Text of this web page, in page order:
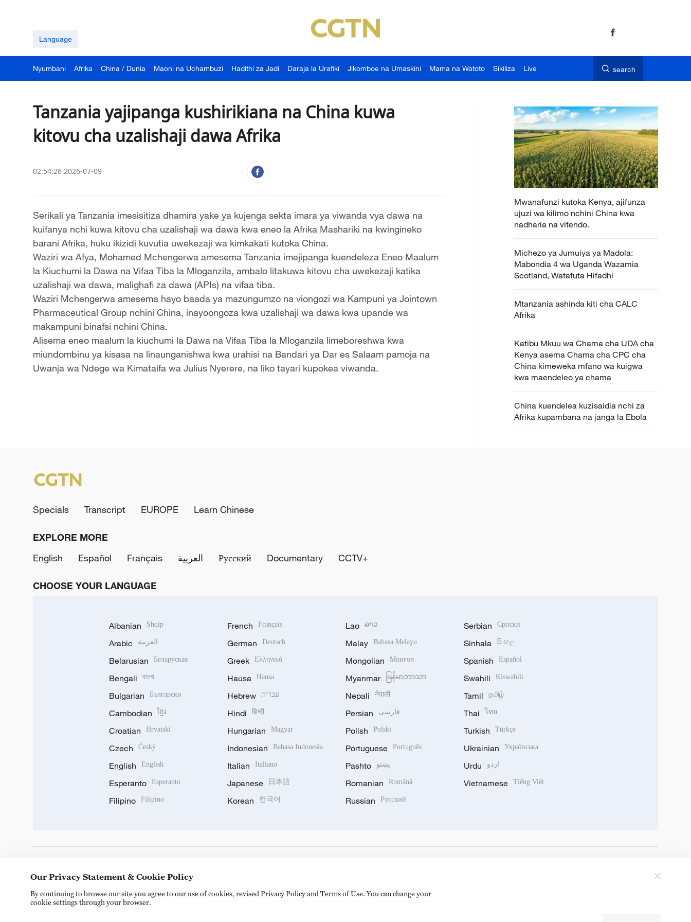
Language
Nyumbani Afrika China / Dunia Maoni na Uchambuzi Hadithi za Jadi Daraja la Urafiki Jikomboe na Umaskini Mama na Watoto Sikiliza Live search
Tanzania yajipanga kushirikiana na China kuwa
kitovu cha uzalishaji dawa Afrika
02:54:26 2026-07-09
Serikali ya Tanzania imesisitiza dhamira yake ya kujenga sekta imara ya viwanda vya dawa na
kuifanya nchi kuwa kitovu cha uzalishaji wa dawa kwa eneo la Afrika Mashariki na kwingineko
barani Afrika, huku ikizidi kuvutia uwekezaji wa kimkakati kutoka China.
Waziri wa Afya, Mohamed Mchengerwa amesema Tanzania imejipanga kuendeleza Eneo Maalum
la Kiuchumi la Dawa na Vifaa Tiba la Mloganzila, ambalo litakuwa kitovu cha uwekezaji katika
uzalishaji wa dawa, malighafi za dawa (APIs) na vifaa tiba.
Waziri Mchengerwa amesema hayo baada ya mazungumzo na viongozi wa Kampuni ya Jointown
Pharmaceutical Group nchini China, inayoongoza kwa uzalishaji wa dawa kwa upande wa
makampuni binafsi nchini China.
Alisema eneo maalum la kiuchumi la Dawa na Vifaa Tiba la Mloganzila limeboreshwa kwa
miundombinu ya kisasa na linaunganishwa kwa urahisi na Bandari ya Dar es Salaam pamoja na
Uwanja wa Ndege wa Kimataifa wa Julius Nyerere, na liko tayari kupokea viwanda.
Mwanafunzi kutoka Kenya, ajifunza
ujuzi wa kilimo nchini China kwa
nadharia na vitendo.
Michezo ya Jumuiya ya Madola:
Mabondia 4 wa Uganda Wazamia
Scotland, Watafuta Hifadhi
Mtanzania ashinda kiti cha CALC
Afrika
Katibu Mkuu wa Chama cha UDA cha
Kenya asema Chama cha CPC cha
China kimeweka mfano wa kuigwa
kwa maendeleo ya chama
China kuendelea kuzisaidia nchi za
Afrika kupambana na janga la Ebola
Specials Transcript EUROPE Learn Chinese
EXPLORE MORE
English
Español Français العربية Русский Documentary CCTV+
CHOOSE YOUR LANGUAGE
Albanian Shqip
Arabic العربية
Belarusian Беларуская
Bengali বাংলা
Bulgarian Български
Cambodian ខ្មែរ
Croatian Hrvatski
Czech Český
English English
Esperanto Esperanto
Filipino Filipino
French Français
German Deutsch
Greek Ελληνικά
Hausa Hausa
Hebrew עברית
Hindi हिन्दी
Hungarian Magyar
Indonesian Bahasa Indonesia
Italian Italiano
Japanese 日本語
Korean 한국어
Lao ລາວ
Malay Bahasa Melayu
Mongolian Монгол
Myanmar မြန်မာဘာသာ
Nepali नेपाली
Persian فارسی
Polish Polski
Portuguese Português
Pashto پښتو
Romanian Română
Russian Русский
Serbian Српски
Sinhala සිංහල
Spanish Español
Swahili Kiswahili
Tamil தமிழ்
Thai ไทย
Turkish Türkçe
Ukrainian Українська
Urdu اردو
Vietnamese Tiếng Việt
Our Privacy Statement & Cookie Policy
By continuing to browse our site you agree to our use of cookies, revised Privacy Policy and Terms of Use. You can change your
cookie settings through your browser.